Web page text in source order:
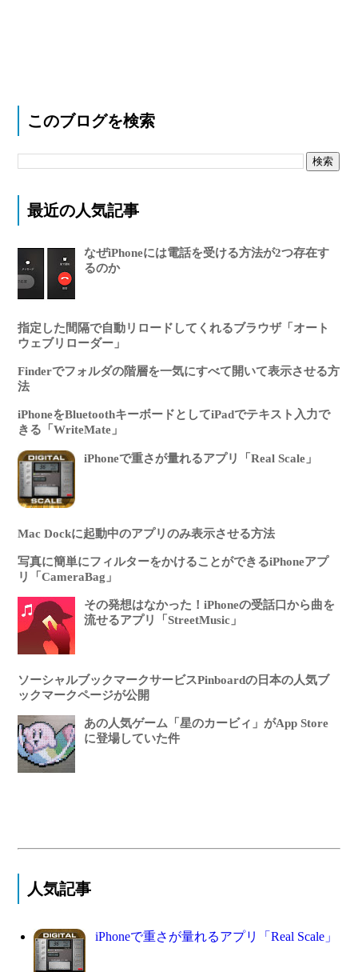
このブログを検索
最近の人気記事
なぜiPhoneには電話を受ける方法が2つ存在す
るのか
指定した間隔で自動リロードしてくれるブラウザ「オート
ウェブリローダー」
Finderでフォルダの階層を一気にすべて開いて表示させる方
法
iPhoneをBluetoothキーボードとしてiPadでテキスト入力で
きる「WriteMate」
iPhoneで重さが量れるアプリ「Real Scale」
Mac Dockに起動中のアプリのみ表示させる方法
写真に簡単にフィルターをかけることができるiPhoneアプ
リ「CameraBag」
その発想はなかった！iPhoneの受話口から曲を
流せるアプリ「StreetMusic」
ソーシャルブックマークサービスPinboardの日本の人気ブ
ックマークページが公開
あの人気ゲーム「星のカービィ」がApp Store
に登場していた件
人気記事
iPhoneで重さが量れるアプリ「Real Scale」